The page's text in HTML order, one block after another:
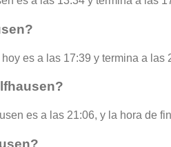
es a las 17:39 y termina a
es a las 21:06, y la hora de